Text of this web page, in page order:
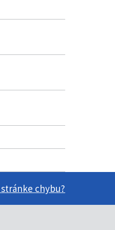
chybu?